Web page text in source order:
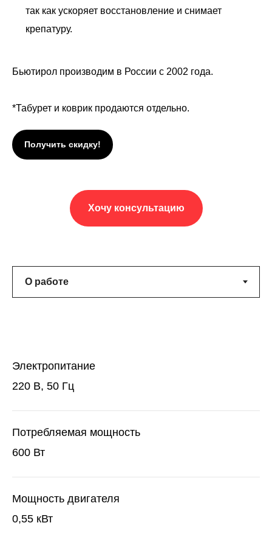
так как ускоряет восстановление и снимает
крепатуру.
Бьютирол производим в России с 2002 года.
*Табурет и коврик продаются отдельно.
Получить скидку!
Хочу консультацию
Электропитание
220 В, 50 Гц
Потребляемая мощность
600 Вт
Мощность двигателя
0,55 кВт